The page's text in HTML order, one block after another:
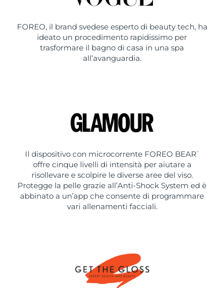
FOREO, il brand svedese esperto di beauty tech, ha
ideato un procedimento rapidissimo per
trasformare il bagno di casa in una spa
all’avanguardia.
Il dispositivo con microcorrente FOREO BEAR ™
offre cinque livelli di intensità per aiutare a
risollevare e scolpire le diverse aree del viso.
Protegge la pelle grazie all’Anti-Shock System ed è
abbinato a un’app che consente di programmare
vari allenamenti facciali.